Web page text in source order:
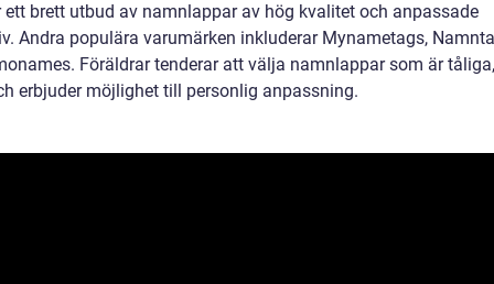
ett brett utbud av namnlappar av hög kvalitet och anpassade
Andra populära varumärken inkluderar Mynametags,
Föräldrar tenderar att välja namnlappar som är
erbjuder möjlighet till personlig anpassning.